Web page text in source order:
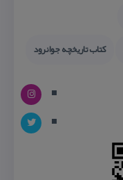
كتاب تاریخچه جوانرود